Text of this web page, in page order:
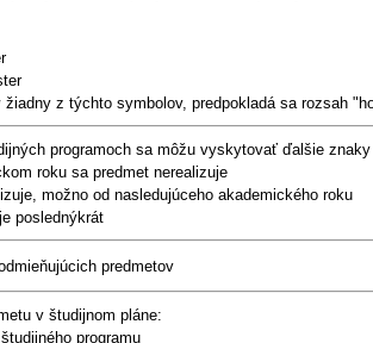
žiadny z týchto symbolov, predpokladá sa rozsah
programoch sa môžu vyskytovať ďalšie znaky
roku sa predmet nerealizuje
možno od nasledujúceho akademického roku
poslednýkrát
predmetov
v študijnom pláne:
programu